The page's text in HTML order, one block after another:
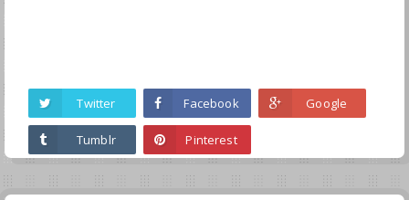
Twitter Facebook Google
Tumblr Pinterest